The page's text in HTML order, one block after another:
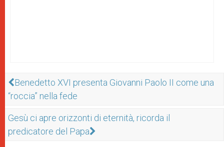
Benedetto XVI presenta Giovanni Paolo II come una
“roccia” nella fede
Gesù ci apre orizzonti di eternità, ricorda il
predicatore del Papa